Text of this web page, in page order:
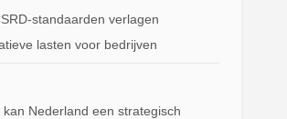
standaarden verlagen
lasten voor bedrijven
kan Nederland een strategisch